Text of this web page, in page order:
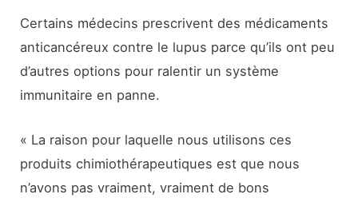
Certains médecins prescrivent des médicaments
anticancéreux contre le lupus parce qu’ils ont peu
d’autres options pour ralentir un système
immunitaire en panne.
« La raison pour laquelle nous utilisons ces
produits chimiothérapeutiques est que nous
n’avons pas vraiment, vraiment de bons